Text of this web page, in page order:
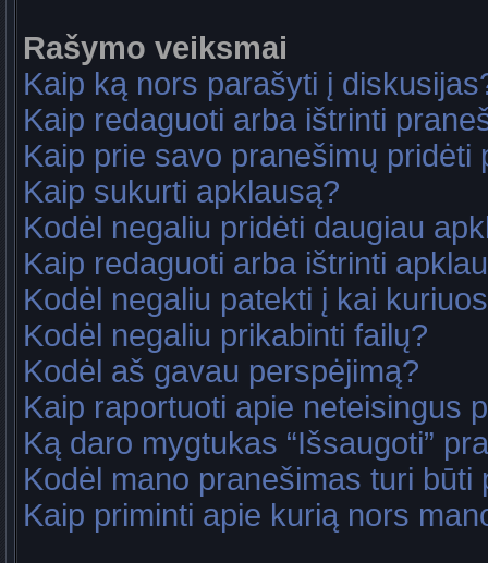
Rašymo veiksmai
Kaip ką nors parašyti į
Kaip redaguoti arba ištrinti
Kaip prie savo pranešimų pridėti
Kaip sukurti apklausą?
Kodėl negaliu pridėti daugiau
Kaip redaguoti arba ištrinti
Kodėl negaliu patekti į kai
Kodėl negaliu prikabinti failų?
Kodėl aš gavau perspėjimą?
Kaip raportuoti apie neteisingus
Ką daro mygtukas “Išsaugoti”
Kodėl mano pranešimas turi būti
Kaip priminti apie kurią nors